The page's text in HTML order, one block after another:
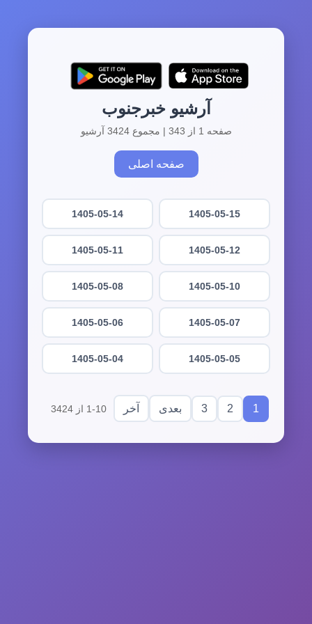
آرشیو خبرجنوب
صفحه 1 از 343 | مجموع 3424 آرشیو
صفحه اصلی
1405-05-15
1405-05-14
1405-05-12
1405-05-11
1405-05-10
1405-05-08
1405-05-07
1405-05-06
1405-05-05
1405-05-04
1
2
3 بعدی آخر 1-10 از 3424